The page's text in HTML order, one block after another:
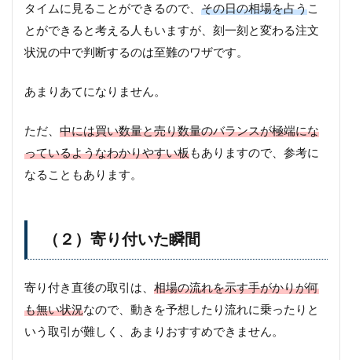
タイムに見ることができるので、 その日の相場を占うこ
とができると考える人もいますが、刻一刻と変わる注文
状況の中で判断するのは至難のワザです。
あまりあてになりません。
ただ、 中には買い数量と売り数量のバランスが極端にな
っているようなわかりやすい板もありますので、参考に
なることもあります。
（２）寄り付いた瞬間
寄り付き直後の取引は、 相場の流れを示す手がかりが何
も無い状況なので、動きを予想したり流れに乗ったりと
いう取引が難しく、あまりおすすめできません。